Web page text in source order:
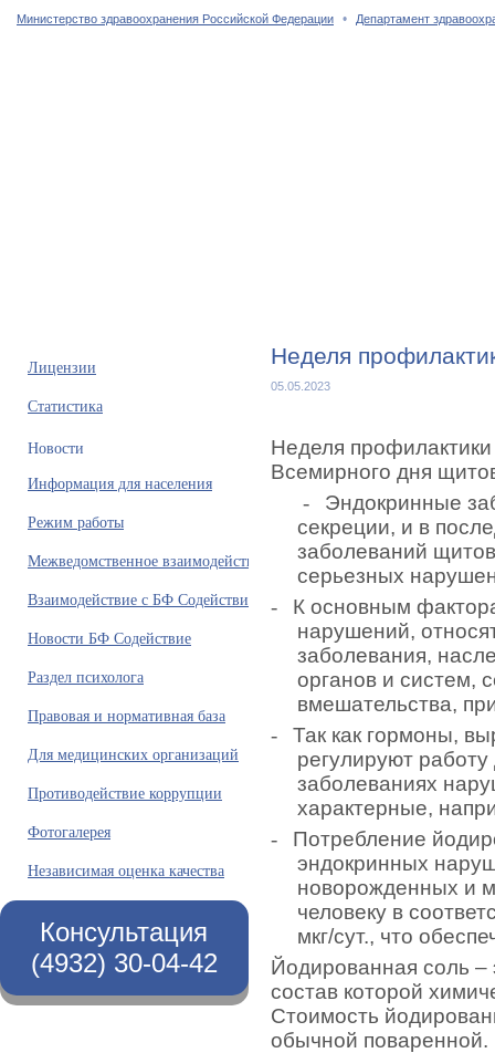
Министерство здравоохранения Российской Федерации • Департамент
Лицензии
Статистика
Новости
Информация для населения
Режим работы
Межведомственное взаимодействие
Взаимодействие с БФ Содействие
Новости БФ Содействие
Раздел психолога
Правовая и нормативная база
Для медицинских организаций
Противодействие коррупции
Фотогалерея
Независимая оценка качества
Консультация
(4932) 30-04-42
Неделя
05.05.2023
Неделя
Всемирного дня
-
Эндокринные
секреции, и в
заболеваний
серьезных
-
К основным
нарушений,
заболевания,
органов и систем,
вмешательства,
-
Так как гормоны,
регулируют
заболеваниях
характерные,
-
Потребление
эндокринных
новорожденных и
человеку в
мкг/сут., что
Йодированная соль –
состав которой
Стоимость
обычной поваренной.